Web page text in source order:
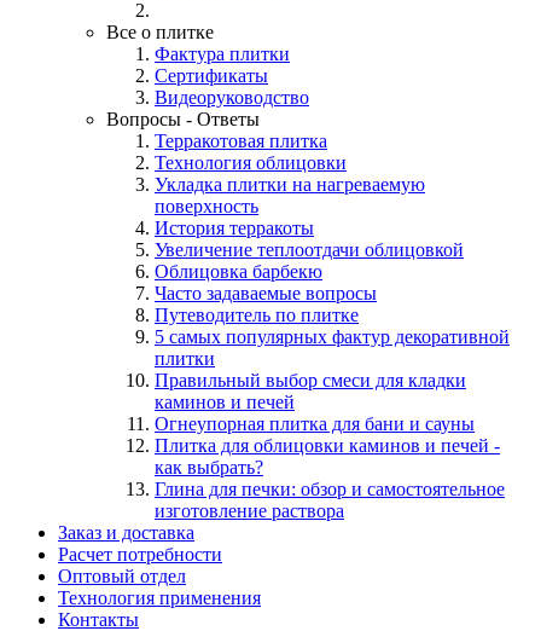
Все о плитке
Фактура плитки
Сертификаты
Видеоруководство
Вопросы - Ответы
Терракотовая плитка
Технология облицовки
Укладка плитки на нагреваемую
поверхность
История терракоты
Увеличение теплоотдачи облицовкой
Облицовка барбекю
Часто задаваемые вопросы
Путеводитель по плитке
5 самых популярных фактур декоративной
плитки
Правильный выбор смеси для кладки
каминов и печей
Огнеупорная плитка для бани и сауны
Плитка для облицовки каминов и печей -
как выбрать?
Глина для печки: обзор и самостоятельное
изготовление раствора
Заказ и доставка
Расчет потребности
Оптовый отдел
Технология применения
Контакты